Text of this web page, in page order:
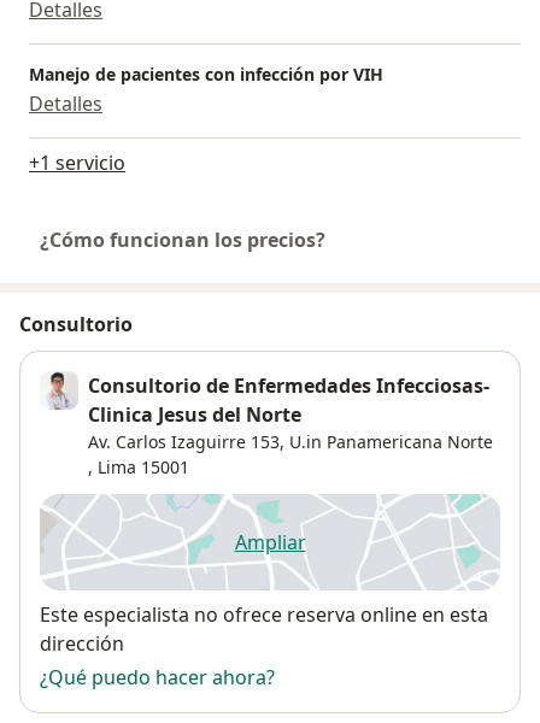
Detalles
Manejo de pacientes con infección por VIH
Detalles
+1 servicio
¿Cómo funcionan los precios?
Consultorio
Consultorio de Enfermedades Infecciosas-
Clinica Jesus del Norte
Av. Carlos Izaguirre 153, U.in Panamericana Norte
, Lima 15001
Ampliarse abre en una nueva
Disponibilidad
Este especialista no ofrece reserva online en esta
dirección
¿Qué puedo hacer ahora?